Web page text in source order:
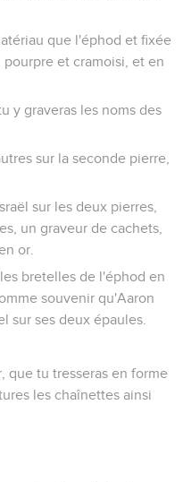
que l'éphod et fixée
et cramoisi, et en
y graveras les noms des
sur la seconde pierre,
sur les deux pierres,
un graveur de cachets,
or.
bretelles de l'éphod en
souvenir qu'Aaron
sur ses deux épaules.
que tu tresseras en forme
les chaînettes ainsi